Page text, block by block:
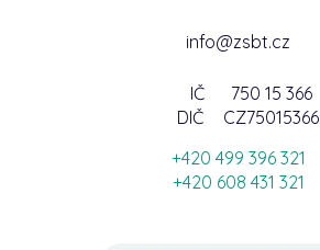
info@zsbt.cz
IČ
750 15 366
DIČ
CZ75015366
+420 499 396 321
+420 608 431 321